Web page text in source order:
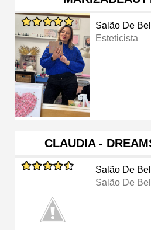
Salão De
Esteticista
CLAUDIA -
Salão De
Salão De